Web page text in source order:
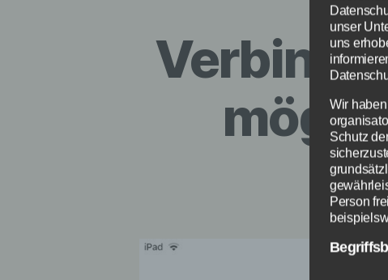
unser
uns
Wir
Schutz
Person